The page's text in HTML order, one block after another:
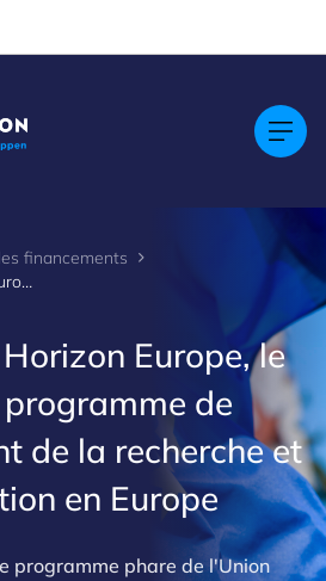
financements
Comprendre Horizon Europe
Europe, le
de
de la recherche et
en Europe
programme phare de l'Union